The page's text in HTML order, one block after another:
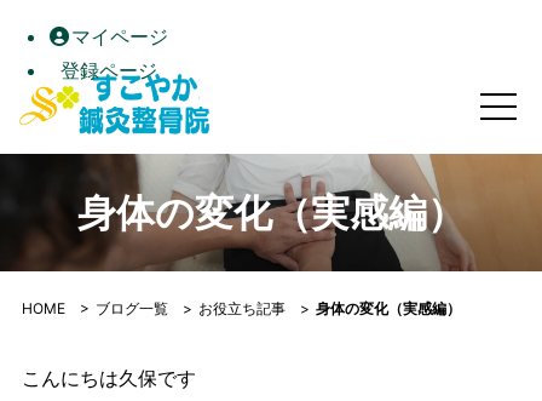
マイページ
登録ページ
身体の変化（実感編）｜すこやか鍼灸整骨院｜高松市屋島
身体の変化（実感編）
HOME> ブログ一覧> お役立ち記事> 身体の変化（実感編）
こんにちは久保です